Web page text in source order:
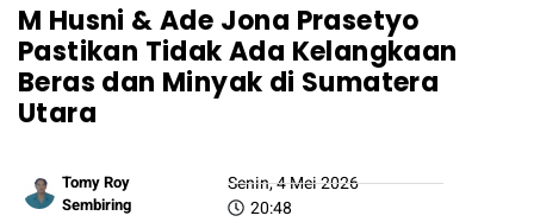
M Husni & Ade Jona Prasetyo
Pastikan Tidak Ada Kelangkaan
Beras dan Minyak di Sumatera
Utara
Tomy Roy
Sembiring
Senin, 4 Mei 2026
20:48